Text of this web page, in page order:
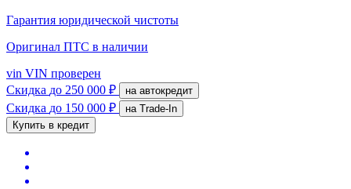
Гарантия юридической чистоты
Оригинал ПТС в наличии
vin VIN проверен
Скидка до 250 000 ₽ на автокредит
Скидка до 150 000 ₽
на Trade-In
Купить в кредит